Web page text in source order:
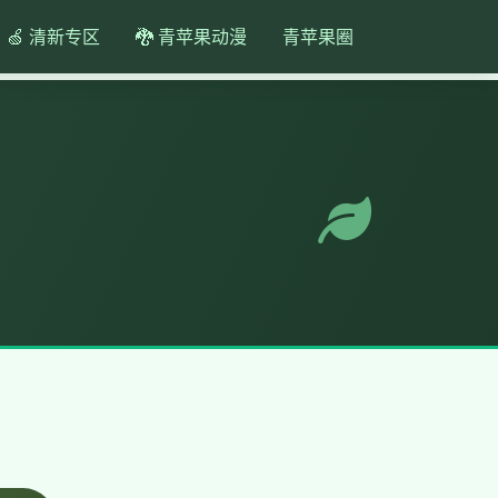
🍏 清新专区 🐉 青苹果动漫 青苹果圈